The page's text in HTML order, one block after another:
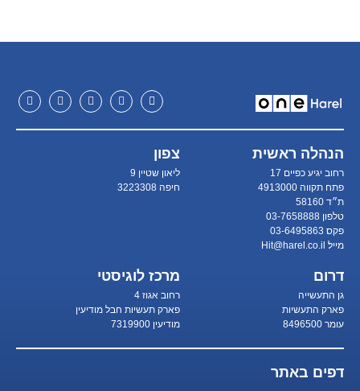
הנהלה ראשית
רחוב יגיע כפיים 17
פתח תקווה 4913000
ת״ד 58160
טלפון׃ 03-7658888
פקס׃ 03-6495863
מייל׃ Hit@harel.co.il
צפון
ליאון שטיין 9
חיפה 3223308
דרום
גן התעשייה
פארק התעשיות
עומר 8496500
מרכז לוגיסטי
רחוב אגוז 4
פארק תעשיות חבל מודיעין
מודיעין 7319900
דפים באתר